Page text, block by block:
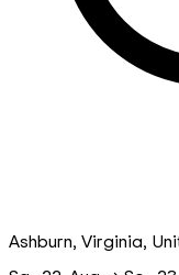
Ashburn, Virginia,